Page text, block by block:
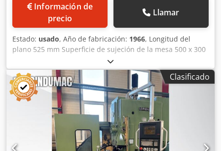
Información de
precio
Llamar
Estado: usado, Año de fabricación: 1966, Longitud del
plano 525 mm Superficie de sujeción de la mesa 500 x 300
mm Altura de la pieza mm Dimensiones de la máquina L x
A x A 1,98 x 1,06 x 1,42 m Accesorios: Tornillo de banco de
la máquina (ancho de mordaza 200 mm) sobre plato
giratorio, Crodpfstumrasx Ag Uef dispositivo de elevación
vertical, elevador de cincel
Clasificado